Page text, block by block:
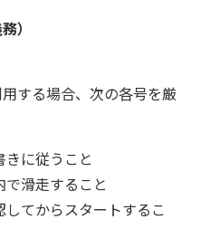
）
する場合、次の各号を厳
に従うこと
滑走すること
てからスタートするこ